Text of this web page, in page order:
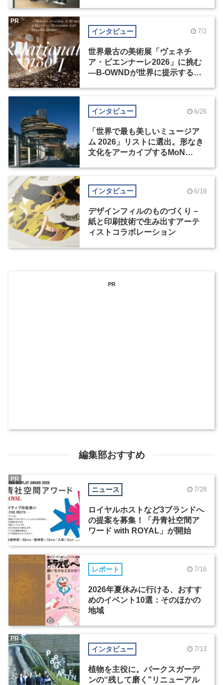
インタビュー 7/2
世界最古の美術展「ヴェネチ
ア・ビエンナーレ2026」に挑む
―B-OWNDが世界に提示する美
PR
インタビュー 6/26
「世界で最も美しいミュージア
ム 2026」リストに選出。形なき
文化をアーカイブするMoN
インタビュー 6/19
デザインフィルのものづくり－
紙と印刷技術で生み出すアーテ
ィストコラボレーション
PR
編集部おすすめ
ニュース 7/28
ロイヤルホストなど3ブランドへ
の提案を募集！「丹青社空間ア
ワード with ROYAL」が開始
PR
レポート 7/16
2026年夏休みに行ける、おすす
めのイベント10選：そのほかの
地域
インタビュー 7/13
植物を主役に。パークスガーデ
ンの“残して磨く”リニューアル
PR